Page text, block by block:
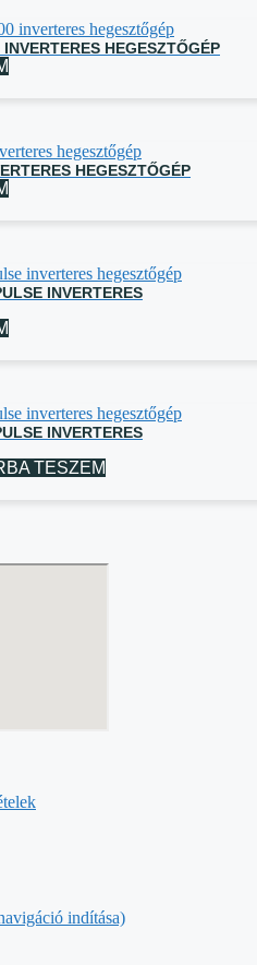
HEGESZTŐGÉP
HEGESZTŐGÉP
INVERTERES
INVERTERES
TESZEM
indítása)